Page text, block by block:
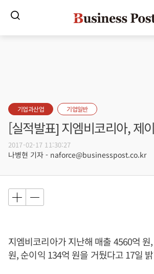
기업과산업 기업일반
[실적발표] 지엠비코리아, 제
2017-02-17 11:30:27
나병현 기자 - naforce@businesspost.co.kr
지엠비코리아가 지난해 매출 4560억 원
원, 순이익 134억 원을 거뒀다고 17일